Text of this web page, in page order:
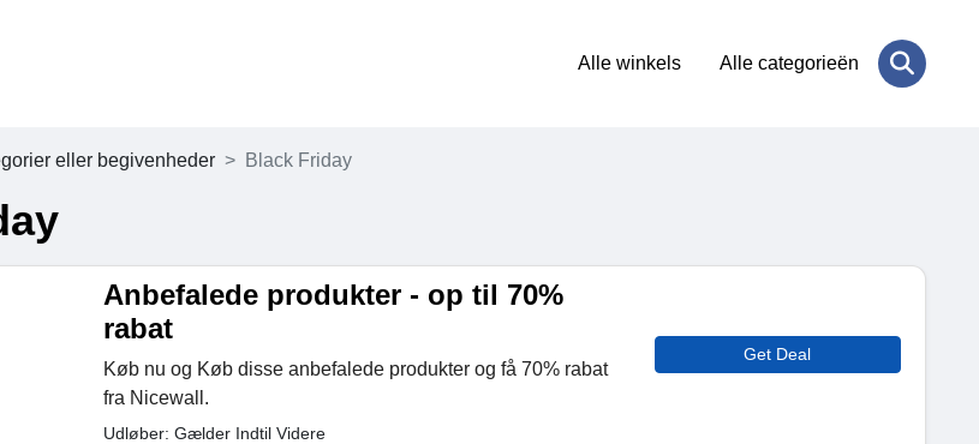
Alle winkels Alle categorieën
eller begivenheder Black Friday
Anbefalede produkter - op til 70%
rabat
Køb nu og Køb disse anbefalede produkter og få 70% rabat
fra Nicewall.
Udløber: Gælder Indtil Videre
Get Deal